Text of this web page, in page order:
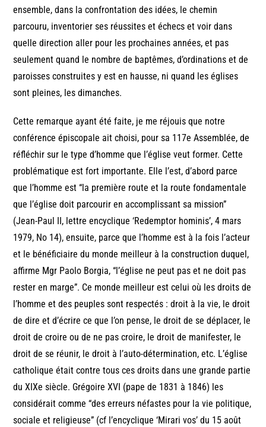
ensemble, dans la confrontation des idées, le chemin
parcouru, inventorier ses réussites et échecs et voir dans
quelle direction aller pour les prochaines années, et pas
seulement quand le nombre de baptêmes, d’ordinations et de
paroisses construites y est en hausse, ni quand les églises
sont pleines, les dimanches.
Cette remarque ayant été faite, je me réjouis que notre
conférence épiscopale ait choisi, pour sa 117e Assemblée, de
réfléchir sur le type d’homme que l’église veut former. Cette
problématique est fort importante. Elle l’est, d’abord parce
que l’homme est “la première route et la route fondamentale
que l’église doit parcourir en accomplissant sa mission”
(Jean-Paul II, lettre encyclique ‘Redemptor hominis’, 4 mars
1979, No 14), ensuite, parce que l’homme est à la fois l’acteur
et le bénéficiaire du monde meilleur à la construction duquel,
affirme Mgr Paolo Borgia, “l’église ne peut pas et ne doit pas
rester en marge”. Ce monde meilleur est celui où les droits de
l’homme et des peuples sont respectés : droit à la vie, le droit
de dire et d’écrire ce que l’on pense, le droit de se déplacer, le
droit de croire ou de ne pas croire, le droit de manifester, le
droit de se réunir, le droit à l’auto-détermination, etc. L’église
catholique était contre tous ces droits dans une grande partie
du XIXe siècle. Grégoire XVI (pape de 1831 à 1846) les
considérait comme “des erreurs néfastes pour la vie politique,
sociale et religieuse” (cf l’encyclique ‘Mirari vos’ du 15 août